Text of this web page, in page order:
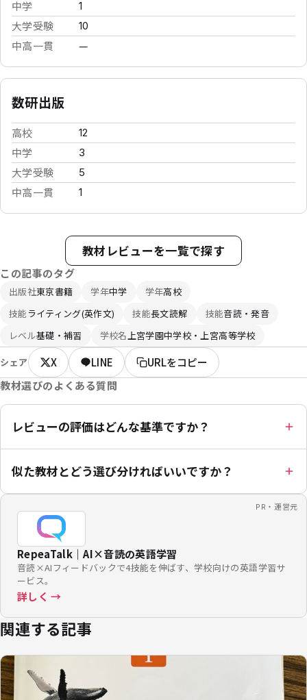
中学 1
大学受験 10
中高一貫 —
数研出版
高校 12
中学 3
大学受験 5
中高一貫 1
教材レビューを一覧で探す
この記事のタグ
出版社東京書籍 学年中学 学年高校
技能ライティング(英作文) 技能長文読解 技能音読・発音
レベル基礎・補習 学校名上宮学園中学校・上宮高等学校
シェア X LINE
URLをコピー
教材選びのよくある質問
レビューの評価はどんな基準ですか？
似た教材とどう選び分ければいいですか？
PR・運営元
RepeaTalk｜AI×音読の英語学習
音読×AIフィードバックで4技能を伸ばす、学校向けの英語学習サ
ービス。
詳しく →
関連する記事